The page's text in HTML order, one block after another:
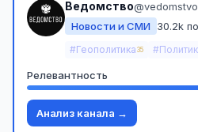
Ведомство
Новости и СМИ
30.2k
#Геополитика 35
Релевантность
Анализ канала →